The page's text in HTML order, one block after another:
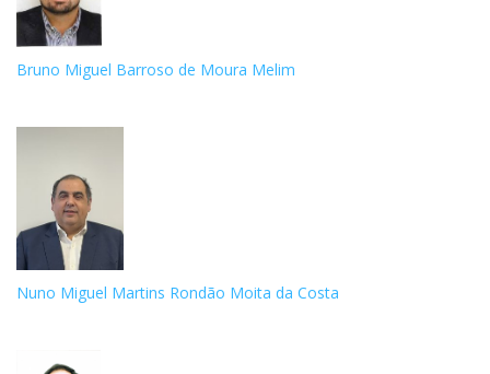
Bruno Miguel Barroso de Moura Melim
Nuno Miguel Martins Rondão Moita da Costa